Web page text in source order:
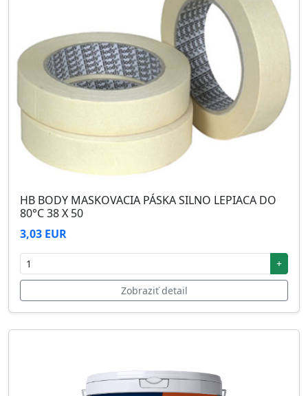
HB BODY MASKOVACIA PÁSKA SILNO LEPIACA DO
80°C 38 X 50
3,03 EUR
+
Zobraziť detail